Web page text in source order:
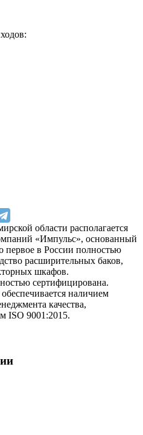
области располагается
«Импульс», основанный
первое в России полностью
расширительных баков,
шкафов.
сертифицирована.
наличием
качества,
ISO 9001:2015.